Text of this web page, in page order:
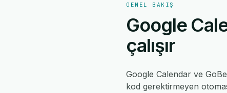
GENEL BAKIŞ
Google
çalışır
Google Calendar ve
kod gerektirmeyen